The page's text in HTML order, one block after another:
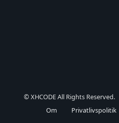
© XHCODE All Rights Reserved.
Om
Privatlivspolitik